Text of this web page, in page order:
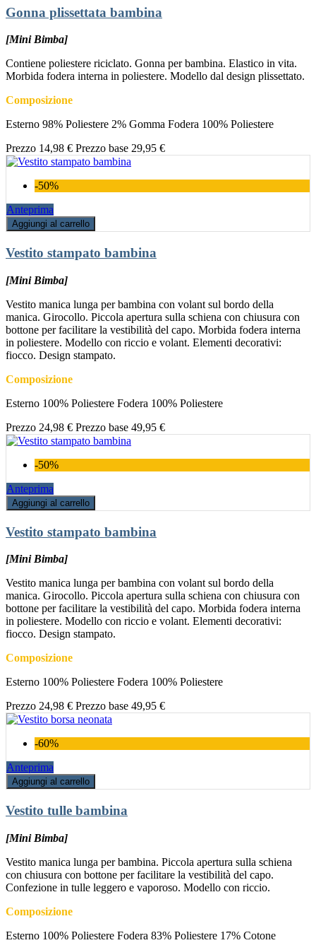
Gonna plissettata bambina
[Mini Bimba]
Contiene poliestere riciclato. Gonna per bambina. Elastico in vita.
Morbida fodera interna in poliestere. Modello dal design plissettato.
Composizione
Esterno 98% Poliestere 2% Gomma Fodera 100% Poliestere
Prezzo 14,98 € Prezzo base 29,95 €
-50%
Anteprima
Aggiungi al carrello
Vestito stampato bambina
[Mini Bimba]
Vestito manica lunga per bambina con volant sul bordo della
manica. Girocollo. Piccola apertura sulla schiena con chiusura con
bottone per facilitare la vestibilità del capo. Morbida fodera interna
in poliestere. Modello con riccio e volant. Elementi decorativi:
fiocco. Design stampato.
Composizione
Esterno 100% Poliestere Fodera 100% Poliestere
Prezzo 24,98 € Prezzo base 49,95 €
-50%
Anteprima
Aggiungi al carrello
Vestito stampato bambina
[Mini Bimba]
Vestito manica lunga per bambina con volant sul bordo della
manica. Girocollo. Piccola apertura sulla schiena con chiusura con
bottone per facilitare la vestibilità del capo. Morbida fodera interna
in poliestere. Modello con riccio e volant. Elementi decorativi:
fiocco. Design stampato.
Composizione
Esterno 100% Poliestere Fodera 100% Poliestere
Prezzo 24,98 € Prezzo base 49,95 €
-60%
Anteprima
Aggiungi al carrello
Vestito tulle bambina
[Mini Bimba]
Vestito manica lunga per bambina. Piccola apertura sulla schiena
con chiusura con bottone per facilitare la vestibilità del capo.
Confezione in tulle leggero e vaporoso. Modello con riccio.
Composizione
Esterno 100% Poliestere Fodera 83% Poliestere 17% Cotone